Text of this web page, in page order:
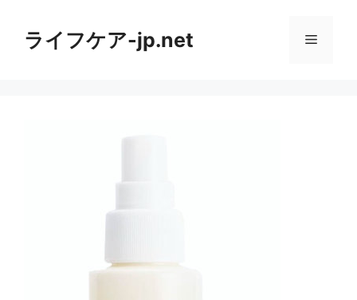
ライフケア-jp.net メ